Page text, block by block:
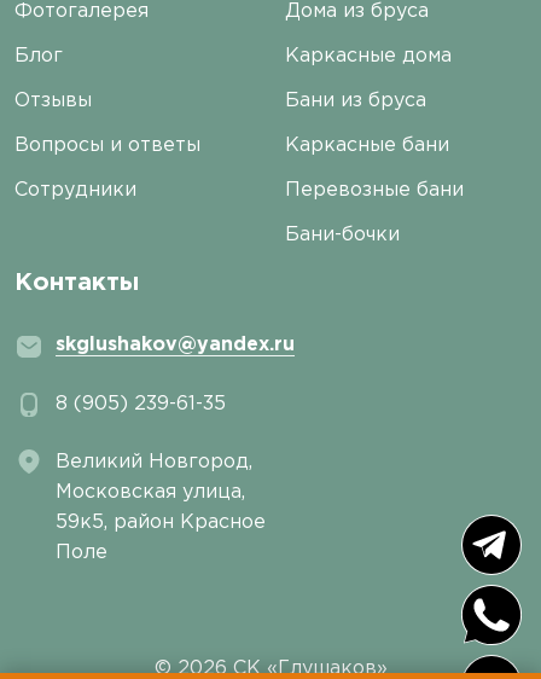
Фотогалерея
Блог
Отзывы
Вопросы и ответы
Сотрудники
Дома из бруса
Каркасные дома
Бани из бруса
Каркасные бани
Перевозные бани
Бани-бочки
Контакты
skglushakov@yandex.ru
8 (905) 239-61-35
Великий Новгород,
Московская улица,
59к5, район Красное
Поле
© 2026 СК «Глушаков»